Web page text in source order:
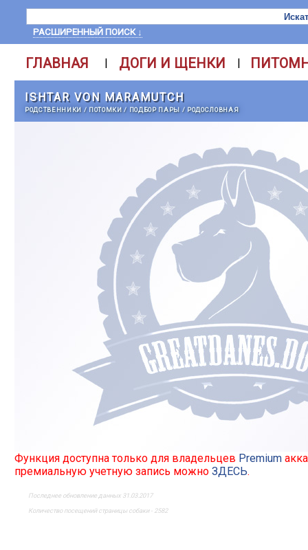
РАСШИРЕННЫЙ ПОИСК ↓
ГЛАВНАЯ | ДОГИ И ЩЕНКИ |
ISHTAR VON MARAMUTCH
РОДСТВЕННИКИ / ПОТОМКИ/ ПОДБОР ПАРЫ / РОДОСЛОВНАЯ
Функция доступна только для владельцев Premium
премиальную учетную запись можно ЗДЕСЬ.
Последнее обновление данных 31.03.2017
Количество посещений страницы собаки - 2582